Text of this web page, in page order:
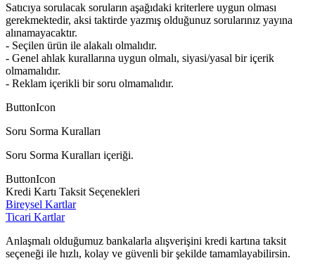
Satıcıya sorulacak soruların aşağıdaki kriterlere uygun olması
gerekmektedir, aksi taktirde yazmış olduğunuz sorularınız yayına
alınamayacaktır.
- Seçilen ürün ile alakalı olmalıdır.
- Genel ahlak kurallarına uygun olmalı, siyasi/yasal bir içerik
olmamalıdır.
- Reklam içerikli bir soru olmamalıdır.
ButtonIcon
Soru Sorma Kuralları
Soru Sorma Kuralları içeriği.
ButtonIcon
Kredi Kartı Taksit Seçenekleri
Bireysel Kartlar
Ticari Kartlar
Anlaşmalı olduğumuz bankalarla alışverişini kredi kartına taksit
seçeneği ile hızlı, kolay ve güvenli bir şekilde tamamlayabilirsin.